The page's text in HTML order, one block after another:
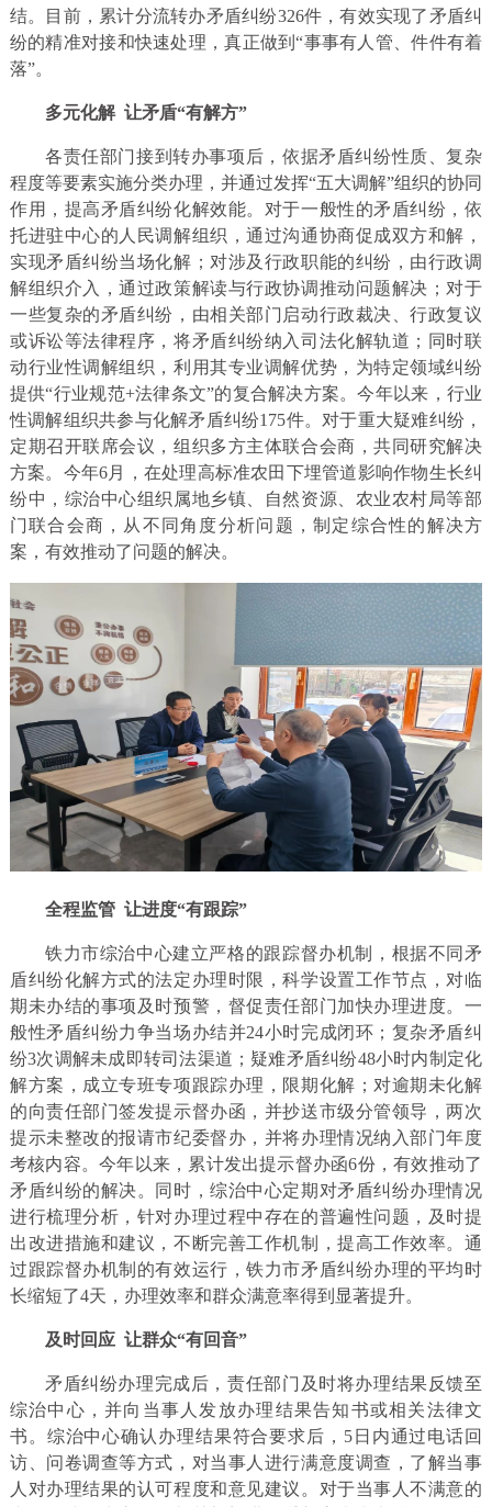
结。目前，累计分流转办矛盾纠纷326件，有效实现了矛盾纠
纷的精准对接和快速处理，真正做到“事事有人管、件件有着
落”。
多元化解 让矛盾“有解方”
各责任部门接到转办事项后，依据矛盾纠纷性质、复杂
程度等要素实施分类办理，并通过发挥“五大调解”组织的协同
作用，提高矛盾纠纷化解效能。对于一般性的矛盾纠纷，依
托进驻中心的人民调解组织，通过沟通协商促成双方和解，
实现矛盾纠纷当场化解；对涉及行政职能的纠纷，由行政调
解组织介入，通过政策解读与行政协调推动问题解决；对于
一些复杂的矛盾纠纷，由相关部门启动行政裁决、行政复议
或诉讼等法律程序，将矛盾纠纷纳入司法化解轨道；同时联
动行业性调解组织，利用其专业调解优势，为特定领域纠纷
提供“行业规范+法律条文”的复合解决方案。今年以来，行业
性调解组织共参与化解矛盾纠纷175件。对于重大疑难纠纷，
定期召开联席会议，组织多方主体联合会商，共同研究解决
方案。今年6月，在处理高标准农田下埋管道影响作物生长纠
纷中，综治中心组织属地乡镇、自然资源、农业农村局等部
门联合会商，从不同角度分析问题，制定综合性的解决方
案，有效推动了问题的解决。
全程监管 让进度“有跟踪”
铁力市综治中心建立严格的跟踪督办机制，根据不同矛
盾纠纷化解方式的法定办理时限，科学设置工作节点，对临
期未办结的事项及时预警，督促责任部门加快办理进度。一
般性矛盾纠纷力争当场办结并24小时完成闭环；复杂矛盾纠
纷3次调解未成即转司法渠道；疑难矛盾纠纷48小时内制定化
解方案，成立专班专项跟踪办理，限期化解；对逾期未化解
的向责任部门签发提示督办函，并抄送市级分管领导，两次
提示未整改的报请市纪委督办，并将办理情况纳入部门年度
考核内容。今年以来，累计发出提示督办函6份，有效推动了
矛盾纠纷的解决。同时，综治中心定期对矛盾纠纷办理情况
进行梳理分析，针对办理过程中存在的普遍性问题，及时提
出改进措施和建议，不断完善工作机制，提高工作效率。通
过跟踪督办机制的有效运行，铁力市矛盾纠纷办理的平均时
长缩短了4天，办理效率和群众满意率得到显著提升。
及时回应 让群众“有回音”
矛盾纠纷办理完成后，责任部门及时将办理结果反馈至
综治中心，并向当事人发放办理结果告知书或相关法律文
书。综治中心确认办理结果符合要求后，5日内通过电话回
访、问卷调查等方式，对当事人进行满意度调查，了解当事
人对办理结果的认可程度和意见建议。对于当事人不满意的